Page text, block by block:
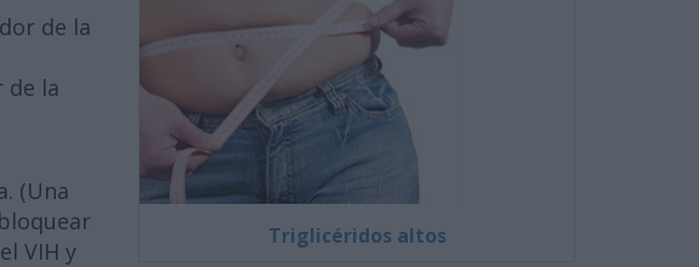
de la
de la
(Una
VIH y
Triglicéridos altos